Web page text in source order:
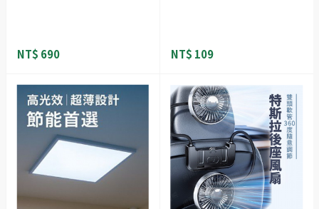
NT$ 690 NT$ 109